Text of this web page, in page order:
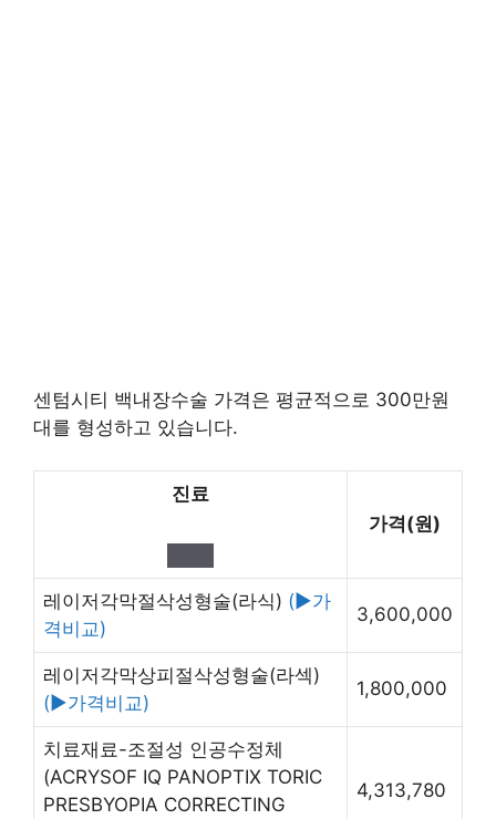
센텀시티 백내장수술 가격은 평균적으로 300만원
대를 형성하고 있습니다.
진료
가격(원)
레이저각막절삭성형술(라식) (▶가
격비교)
3,600,000
레이저각막상피절삭성형술(라섹)
(▶가격비교)
1,800,000
치료재료-조절성 인공수정체
(ACRYSOF IQ PANOPTIX TORIC
PRESBYOPIA CORRECTING
4,313,780